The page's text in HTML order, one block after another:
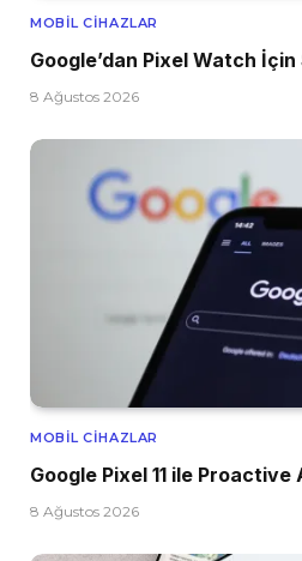
MOBIL CIHAZLAR
Google’dan Pixel Watch
8 Ağustos 2026
MOBIL CIHAZLAR
Google Pixel 11 ile
8 Ağustos 2026